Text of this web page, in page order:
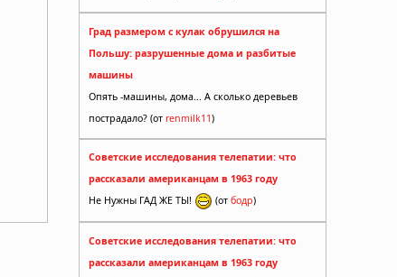
Град размером с кулак обрушился на
Польшу: разрушенные дома и разбитые
машины
Опять -машины, дома... А сколько деревьев
пострадало? (от renmilk11)
Советские исследования телепатии: что
рассказали американцам в 1963 году
Не Нужны ГАД ЖЕ ТЫ!
(от бодр)
Советские исследования телепатии: что
рассказали американцам в 1963 году